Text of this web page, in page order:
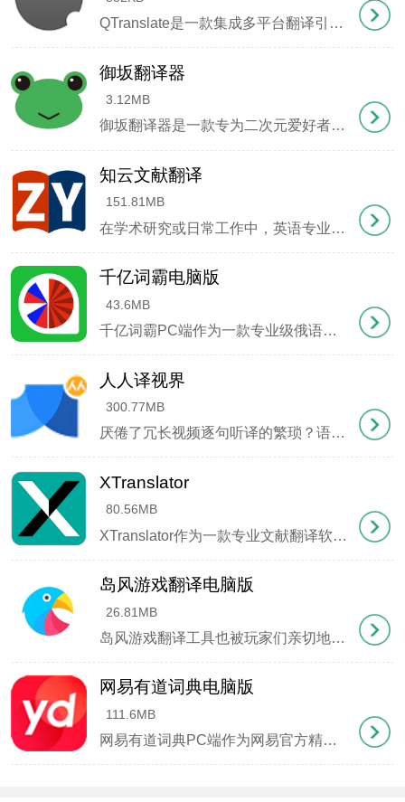
性能卓越
运行流畅稳定，响应迅捷。
操作指南
1、软件右上方红色区域为公告栏，左上方显示当前版
本号。
2、点击左上角文件图标打开本地PDF文档，使用文本
工具选取内容。首次使用时右侧将弹出登录二维码，
微信扫码即可完成验证（二维码有效期为60秒）。
特殊情况处理：
QTranslate是一款集成多平台翻译引擎的轻量化工具，整合了Google、微软、Yandex等主流翻译服务，无论是查资料还是学外语都很实用。特别方便的是按【Ctrl+E】就能把选中的文字读出
御坂翻译器
3.12MB
御坂翻译器是一款专为二次元爱好者打造的多语言实时翻译工具，特别适合日系漫画、Galgame及日语影视作品的本地化体验。当玩家遇到语言障碍时，这款软件能即时捕捉屏幕文字，通过智能翻译引擎将日语内容转化为可理解的译文，让语言不再成为享受作品的阻碍。
知云文献翻译
151.81MB
在学术研究或日常工作中，英语专业术语常常成为令人头疼的障碍。即使英语基础扎实的同学，面对生僻的专业词汇时也容易陷入困境。针对这一痛点，知云文献翻译提供了专业解决方案。这款免费工具支持中英双向互译，内
千亿词霸电脑版
43.6MB
千亿词霸PC端作为一款专业级俄语翻译软件，不仅实现了中英俄三语智能互译，更整合了语音识别、发音评测等创新功能。其独特的离线词库设计让用户在没有网络的环境下依然能高效完成翻译任务，而智能屏幕取词技术只需鼠标悬停即可实时显示翻译结果，极大提升了工作效率。
人人译视界
300.77MB
厌倦了冗长视频逐句听译的繁琐？语言能力有限却渴望跨越字幕障碍？今天为大家推荐一款革命性视频翻译神器——人人译视界，由前人人影视核心团队倾力打造。这款集智能翻译与团队协作为一体的平台，以极简界面和强大AI功能重新定义视频译制效率，无论是字幕生成、时间轴校准还是多语言互译，都能助您轻松攻克语言壁垒。
XTranslator
80.56MB
XTranslator作为一款专业文献翻译软件，凭借卓越的翻译精度和系统稳定性，已成为科研工作者和学术研究生的得力助手！软件创新性地设计了三种智能翻译触发方式：鼠标右键双击翻译、文本划选翻译以及F1快捷翻译，用户可根据不同场景灵活选用。其独特的格式保持技术能完美还原原文排版样式，无论是PDF、Word还是PPT等20余种文档格式，都能实现即传即译的无缝
岛风游戏翻译电脑版
26.81MB
岛风游戏翻译工具也被玩家们亲切地称为岛风即时翻译器，是一款专为跨国游戏爱好者打造的智能语言转换解决方案。这款软件凭借其出色的实时翻译性能，让全球玩家能够无障碍畅玩各类外语游戏，彻底告别语言不通带来的困扰。 该工具支持多国语言互译功能，涵盖英语、日语、韩语等主流语种。只需安装这款翻译神器，玩
网易有道词典电脑版
111.6MB
网易有道词典PC端作为网易官方精心打造的语言工具，凭借其卓越的翻译性能广受赞誉。这款软件现已实现中英日韩法等41种语言互译，整合了65万英汉词条、59万汉英词条及2300万真实语境例句。其独特之处在于融合了智能搜索引擎技术与海量数据库，不仅提供精准翻译服务，更构建了全方位的语言学习平台，帮助用户高效掌握词汇记忆技巧。 该软件采